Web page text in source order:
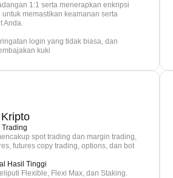
1:1 serta menerapkan enkripsi
memastikan keamanan serta
Anda.
login yang tidak biasa, dan
kuki
Trading
spot trading dan margin trading,
futures copy trading, options, dan bot
Hasil Tinggi
Flexible, Flexi Max, dan Staking.